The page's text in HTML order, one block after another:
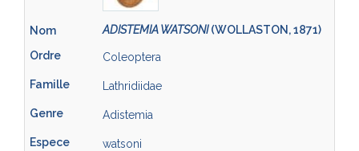
ADISTEMIA WATSONI(WOLLASTON, 1871)
Coleoptera
Lathridiidae
Adistemia
watsoni